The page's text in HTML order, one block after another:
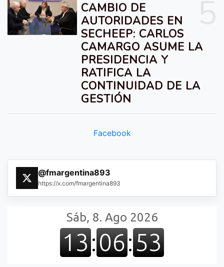
CAMBIO DE
AUTORIDADES EN
SECHEEP: CARLOS
CAMARGO ASUME LA
PRESIDENCIA Y
RATIFICA LA
CONTINUIDAD DE LA
GESTIÓN
Facebook
@fmargentina893
https://x.com/fmargentina893